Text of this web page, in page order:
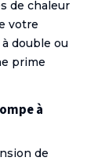
de chaleur
votre
double ou
prime
à
de